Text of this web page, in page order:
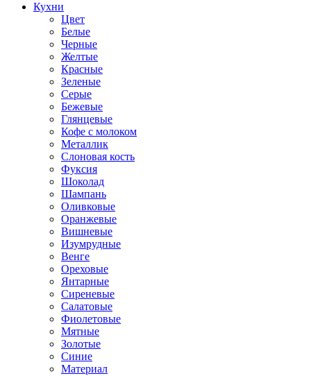
Кухни
Цвет
Белые
Черные
Желтые
Красные
Зеленые
Серые
Бежевые
Глянцевые
Кофе с молоком
Металлик
Слоновая кость
Фуксия
Шоколад
Шампань
Оливковые
Оранжевые
Вишневые
Изумрудные
Венге
Ореховые
Янтарные
Сиреневые
Салатовые
Фиолетовые
Мятные
Золотые
Синие
Материал